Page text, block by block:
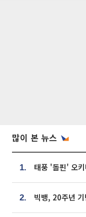
많이 본 뉴스
1.
2.